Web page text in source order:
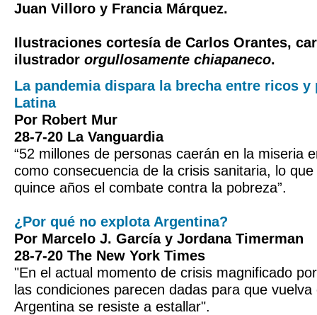
Juan Villoro y Francia Márquez.
Ilustraciones cortesía de Carlos Orantes,
ilustrador orgullosamente chiapaneco.
La pandemia dispara la brecha entre ricos y
Latina
Por Robert Mur
28-7-20 La Vanguardia
“52 millones de personas caerán en la miseria
como consecuencia de la crisis sanitaria, lo
quince años el combate contra la pobreza”.
¿Por qué no explota Argentina?
Por Marcelo J. García y Jordana Timerman
28-7-20 The New York Times
"En el actual momento de crisis magnificado
las condiciones parecen dadas para que
Argentina se resiste a estallar".